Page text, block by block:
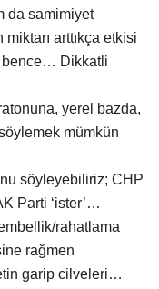
da samimiyet
arttıkça etkisi
bence… Dikkatli
yerel bazda,
mümkün
söyleyebiliriz; CHP
Parti ‘ister’…
rahatlama
rağmen
garip cilveleri…